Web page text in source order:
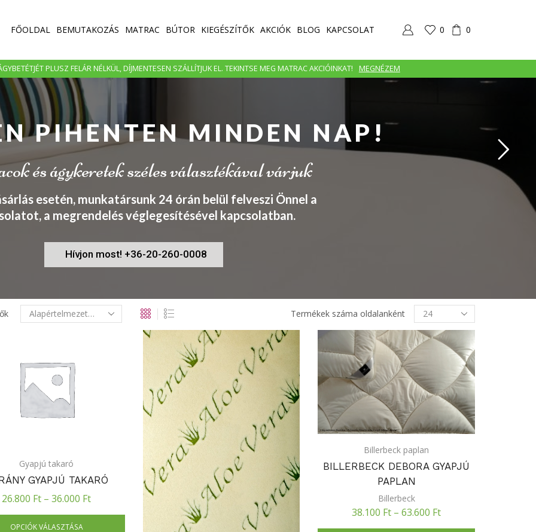
FŐOLDAL BEMUTAKOZÁS MATRAC BÚTOR KIEGÉSZÍTŐK AKCIÓK BLOG KAPCSOLAT 0 0
PLUSZ FELÁR NÉLKÜL, DÍJMENTESEN SZÁLLÍTJUK EL. TEKINTSE MEG MATRAC AKCIÓINKAT! MEGNÉZEM
PIHENTEN MINDEN NAP!
és ágykeretek széles választékával várjuk
esetén, munkatársunk 24 órán belül felveszi Önnel a
a megrendelés véglegesítésével kapcsolatban.
Hívjon most! +36-20-260-0008
Termékek száma oldalanként
Termékek
oldalanként
Gyapjú takaró
GYAPJÚ TAKARÓ
26.800 Ft –36.000 Ft
OPCIÓK VÁLASZTÁSA
Billerbeck paplan
BILLERBECK DEBORA GYAPJÚ
PAPLAN
Billerbeck
38.100 Ft –63.600 Ft